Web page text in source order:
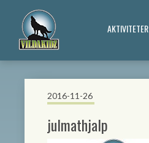
AKTIVITETER
2016-11-26
julmathjalp